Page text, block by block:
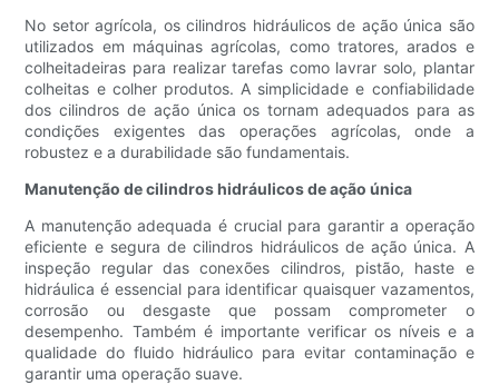
No setor agrícola, os cilindros hidráulicos de ação única são
utilizados em máquinas agrícolas, como tratores, arados e
colheitadeiras para realizar tarefas como lavrar solo, plantar
colheitas e colher produtos. A simplicidade e confiabilidade
dos cilindros de ação única os tornam adequados para as
condições exigentes das operações agrícolas, onde a
robustez e a durabilidade são fundamentais.
Manutenção de cilindros hidráulicos de ação única
A manutenção adequada é crucial para garantir a operação
eficiente e segura de cilindros hidráulicos de ação única. A
inspeção regular das conexões cilindros, pistão, haste e
hidráulica é essencial para identificar quaisquer vazamentos,
corrosão ou desgaste que possam comprometer o
desempenho. Também é importante verificar os níveis e a
qualidade do fluido hidráulico para evitar contaminação e
garantir uma operação suave.